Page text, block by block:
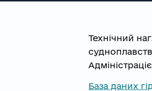
Технічний
База даних